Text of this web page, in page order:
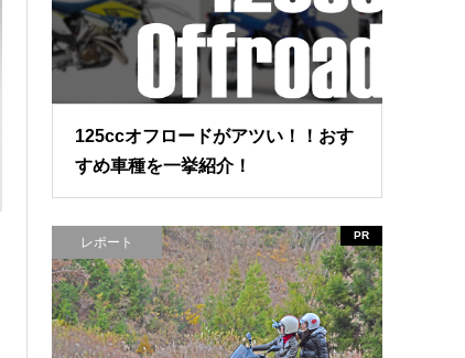
125ccオフロードがアツい！！おす
すめ車種を一挙紹介！
レポート PR